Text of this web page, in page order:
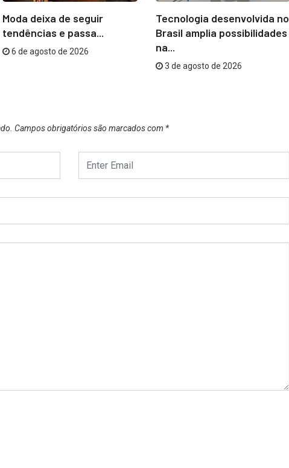
Moda deixa de seguir
tendências e passa...
6 de agosto de 2026
Tecnologia desenvolvida no
Brasil amplia possibilidades
na...
3 de agosto de 2026
Campos obrigatórios são marcados com *